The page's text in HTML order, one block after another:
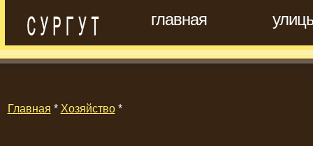
главная
Главная * Хозяйство*